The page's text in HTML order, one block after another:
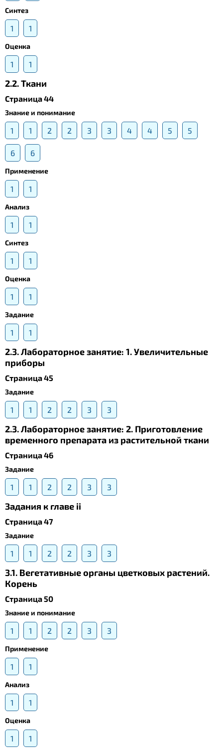
Синтез
1 1
Оценка
1 1
2.2. Ткани
Страница 44
Знание и понимание
1 1 2 2 3 3 4 4 5 5
6 6
Применение
1 1
Анализ
1 1
Синтез
1 1
Оценка
1 1
Задание
1 1
2.3. Лабораторное занятие: 1. Увеличительные
приборы
Страница 45
Задание
1 1 2 2 3 3
2.3. Лабораторное занятие: 2. Приготовление
временного препарата из растительной ткани
Страница 46
Задание
1 1 2 2 3 3
Задания к главе ii
Страница 47
Задание
1 1 2 2 3 3
3.1. Вегетативные органы цветковых растений.
Корень
Страница 50
Знание и понимание
1 1 2 2 3 3
Применение
1 1
Анализ
1 1
Оценка
1 1